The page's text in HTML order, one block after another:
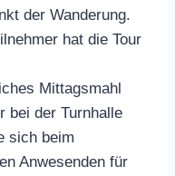
der Wanderung.
hat die Tour
Mittagsmahl
bei der Turnhalle
sich beim
Anwesenden für